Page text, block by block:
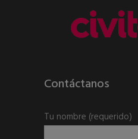
Contáctanos
Tu nombre (requerido)